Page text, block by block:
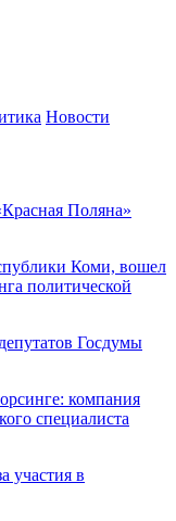
Новости
Поляна»
Коми, вошел
политической
Госдумы
компания
специалиста
участия в